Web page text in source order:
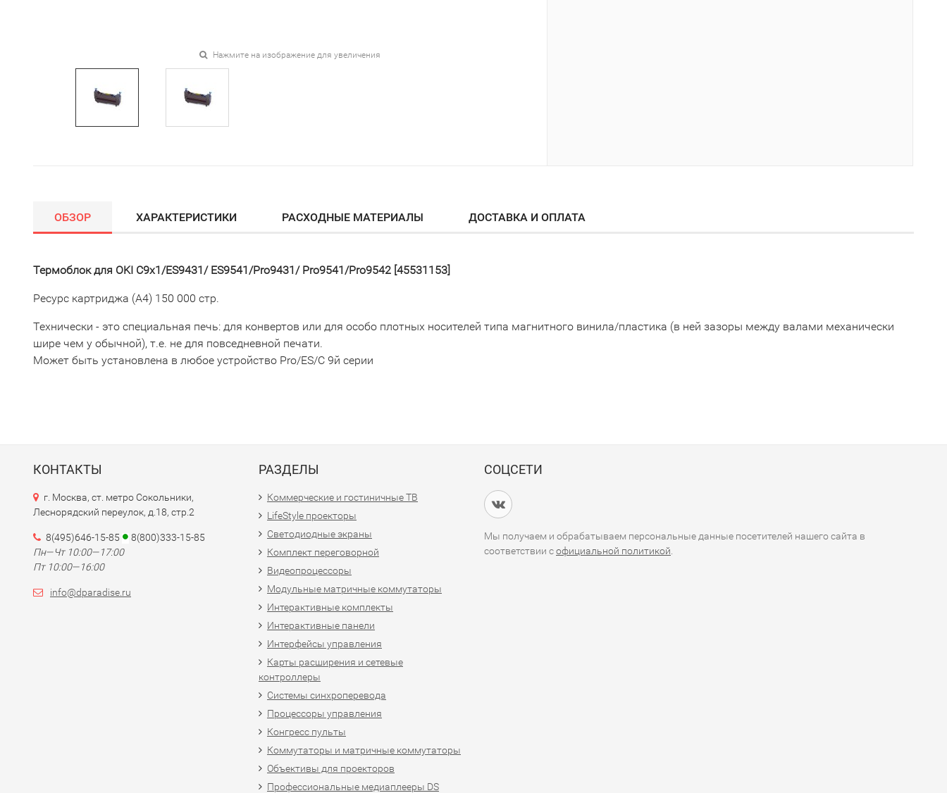
Нажмите на изображение для увеличения
ОБЗОР ХАРАКТЕРИСТИКИ РАСХОДНЫЕ МАТЕРИАЛЫ ДОСТАВКА И ОПЛАТА
Термоблок для OKI C9x1/ES9431/ ES9541/Pro9431/ Pro9541/Pro9542 [45531153]
Ресурс картриджа (А4) 150 000 стр.
Технически - это специальная печь: для конвертов или для особо плотных носителей типа магнитного винила/пластика (в ней зазоры между валами механически
шире чем у обычной), т.е. не для повседневной печати.
Может быть установлена в любое устройство Pro/ES/C 9й серии
КОНТАКТЫ
г. Москва, ст. метро Сокольники,
Леснорядский переулок, д.18, стр.2
8(495)646-15-85
8(800)333-15-85
Пн—Чт 10:00—17:00
Пт 10:00—16:00
info@dparadise.ru
РАЗДЕЛЫ
Коммерческие и гостиничные ТВ
LifeStyle проекторы
Светодиодные экраны
Комплект переговорной
Видеопроцессоры
Модульные матричные коммутаторы
Интерактивные комплекты
Интерактивные панели
Интерфейсы управления
Карты расширения и сетевые
контроллеры
Системы синхроперевода
Процессоры управления
Конгресс пульты
Коммутаторы и матричные коммутаторы
Объективы для проекторов
Профессиональные медиаплееры DS
СОЦСЕТИ
Мы получаем и обрабатываем персональные данные посетителей нашего сайта в
соответствии софициальной политикой